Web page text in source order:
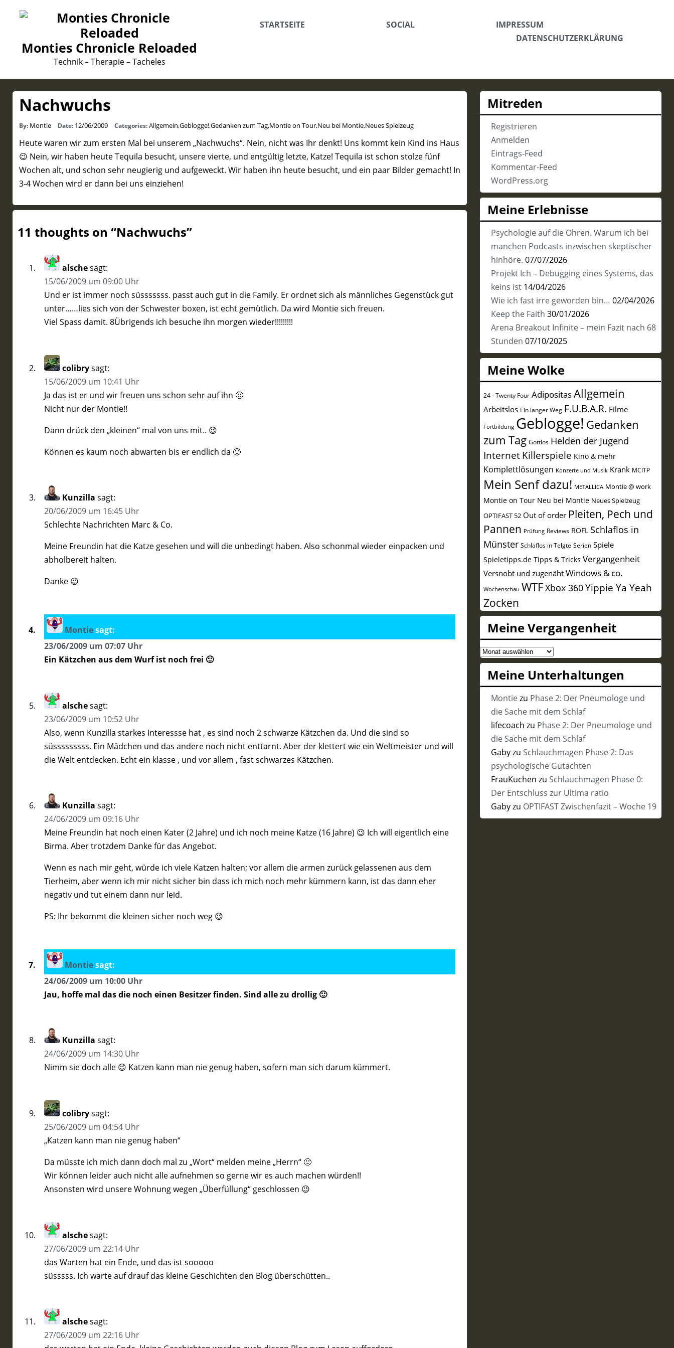
Monties Chronicle Reloaded
Technik – Therapie – Tacheles
STARTSEITE SOCIAL
IMPRESSUM
DATENSCHUTZERKLÄRUNG
Nachwuchs
By: Montie Date: 12/06/2009 Categories:Allgemein,Geblogge!,Gedanken zum Tag,Montie on Tour,Neu bei Montie,Neues Spielzeug
Heute waren wir zum ersten Mal bei unserem „Nachwuchs“. Nein, nicht was Ihr denkt! Uns kommt kein Kind ins Haus
😉 Nein, wir haben heute Tequila besucht, unsere vierte, und entgültig letzte, Katze! Tequila ist schon stolze fünf
Wochen alt, und schon sehr neugierig und aufgeweckt. Wir haben ihn heute besucht, und ein paar Bilder gemacht! In
3-4 Wochen wird er dann bei uns einziehen!
11 thoughts on “Nachwuchs”
alschesagt:
15/06/2009 um 09:00 Uhr
Und er ist immer noch süsssssss. passt auch gut in die Family. Er ordnet sich als männliches Gegenstück gut
unter……lies sich von der Schwester boxen, ist echt gemütlich. Da wird Montie sich freuen.
Viel Spass damit. 8Übrigends ich besuche ihn morgen wieder!!!!!!!!!
colibrysagt:
15/06/2009 um 10:41 Uhr
Ja das ist er und wir freuen uns schon sehr auf ihn 🙂
Nicht nur der Montie!!
Dann drück den „kleinen“ mal von uns mit.. 😉
Können es kaum noch abwarten bis er endlich da 🙂
Kunzilla sagt:
20/06/2009 um 16:45 Uhr
Schlechte Nachrichten Marc & Co.
Meine Freundin hat die Katze gesehen und will die unbedingt haben. Also schonmal wieder einpacken und
abholbereit halten.
Danke 😉
Montiesagt:
23/06/2009 um 07:07 Uhr
Ein Kätzchen aus dem Wurf ist noch frei 🙂
alschesagt:
23/06/2009 um 10:52 Uhr
Also, wenn Kunzilla starkes Interessse hat , es sind noch 2 schwarze Kätzchen da. Und die sind so
süsssssssss. Ein Mädchen und das andere noch nicht enttarnt. Aber der klettert wie ein Weltmeister und will
die Welt entdecken. Echt ein klasse , und vor allem , fast schwarzes Kätzchen.
Kunzilla sagt:
24/06/2009 um 09:16 Uhr
Meine Freundin hat noch einen Kater (2 Jahre) und ich noch meine Katze (16 Jahre) 😉 Ich will eigentlich eine
Birma. Aber trotzdem Danke für das Angebot.
Wenn es nach mir geht, würde ich viele Katzen halten; vor allem die armen zurück gelassenen aus dem
Tierheim, aber wenn ich mir nicht sicher bin dass ich mich noch mehr kümmern kann, ist das dann eher
negativ und tut einem dann nur leid.
PS: Ihr bekommt die kleinen sicher noch weg 😉
Montiesagt:
24/06/2009 um 10:00 Uhr
Jau, hoffe mal das die noch einen Besitzer finden. Sind alle zu drollig 🙂
Kunzilla sagt:
24/06/2009 um 14:30 Uhr
Nimm sie doch alle 😉 Katzen kann man nie genug haben, sofern man sich darum kümmert.
colibrysagt:
25/06/2009 um 04:54 Uhr
„Katzen kann man nie genug haben“
Da müsste ich mich dann doch mal zu „Wort“ melden meine „Herrn“ 🙂
Wir können leider auch nicht alle aufnehmen so gerne wir es auch machen würden!!
Ansonsten wird unsere Wohnung wegen „Überfüllung“ geschlossen 😉
alschesagt:
27/06/2009 um 22:14 Uhr
das Warten hat ein Ende, und das ist sooooo
süsssss. Ich warte auf drauf das kleine Geschichten den Blog überschütten..
alschesagt:
27/06/2009 um 22:16 Uhr
Mitreden
Registrieren
Anmelden
Eintrags-Feed
Kommentar-Feed
WordPress.org
Meine Erlebnisse
Psychologie auf die Ohren. Warum ich bei
manchen Podcasts inzwischen skeptischer
hinhöre. 07/07/2026
Projekt Ich – Debugging eines Systems, das
keins ist 14/04/2026
Wie ich fast irre geworden bin… 02/04/2026
Keep the Faith 30/01/2026
Arena Breakout Infinite – mein Fazit nach 68
Stunden 07/10/2025
Meine Wolke
24 - Twenty Four AdipositasAllgemein
Arbeitslos Ein langer Weg F.U.B.A.R. Filme
Fortbildung Geblogge! Gedanken
zum Tag Gottlos Helden der Jugend
InternetKillerspiele Kino & mehr
Komplettlösungen Konzerte und Musik Krank MCITP
Mein Senf dazu! METALLICA Montie @ work
Montie on Tour Neu bei Montie Neues Spielzeug
OPTIFAST 52 Out of order Pleiten, Pech und
Pannen Prüfung Reviews ROFL Schlaflos in
Münster Schlaflos in Telgte Serien Spiele
Spieletipps.de Tipps & Tricks Vergangenheit
Versnobt und zugenähtWindows & co.
Wochenschau WTFXbox 360Yippie Ya Yeah
Zocken
Meine Vergangenheit
Meine
Vergangenheit
Meine Unterhaltungen
Montiezu Phase 2: Der Pneumologe und
die Sache mit dem Schlaf
lifecoach zu Phase 2: Der Pneumologe und
die Sache mit dem Schlaf
Gabyzu Schlauchmagen Phase 2: Das
psychologische Gutachten
FrauKuchen zu Schlauchmagen Phase 0:
Der Entschluss zur Ultima ratio
Gabyzu OPTIFAST Zwischenfazit – Woche 19